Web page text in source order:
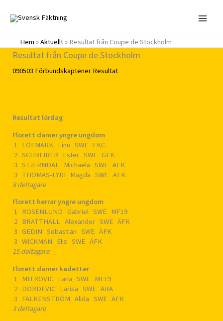
innehåll
Hem»Aktuellt»Resultat från Coupe de Stockholm
Resultat från Coupe de Stockholm
090503 FörbundskaptenerResultat
Resultat lördag
Florett damer yngre ungdom
1 LÖFMARK Linn SWE FKC
2 SCHREIBER Ester SWE GFK
3 STJERNDAL Michaela SWE ÄFK
3 THOMAS-LYRI Magda SWE ÄFK
8 deltagare
Florett herrar yngre ungdom
1 ROSENLUND Gabriel SWE MF19
2 BRATTHALL Alexander SWE ÄFK
3 GEDIN Sebastian SWE ÄFK
3 WICKMAN Elis SWE ÄFK
15 deltagare
Florett damer kadetter
1 MITROVIC Lana SWE MF19
2 DORDEVIC Larisa SWE ARA
3 FALKENSTRÖM Alida SWE ÄFK
3 deltagare